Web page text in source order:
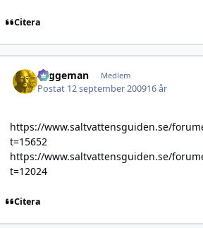
Citera
Laggeman Medlem
Postat 12 september 200916 år
https://www.saltvattensguiden.se/
t=15652
https://www.saltvattensguiden.se/
t=12024
Citera